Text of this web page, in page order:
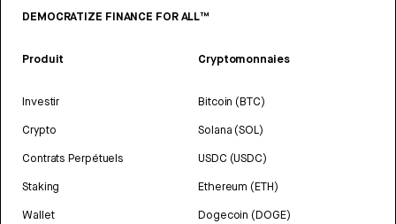
DEMOCRATIZE FINANCE FOR ALL™
Produit
Investir
Crypto
Contrats Perpétuels
Staking
Wallet
Cryptomonnaies
Bitcoin (BTC)
Solana (SOL)
USDC (USDC)
Ethereum (ETH)
Dogecoin (DOGE)